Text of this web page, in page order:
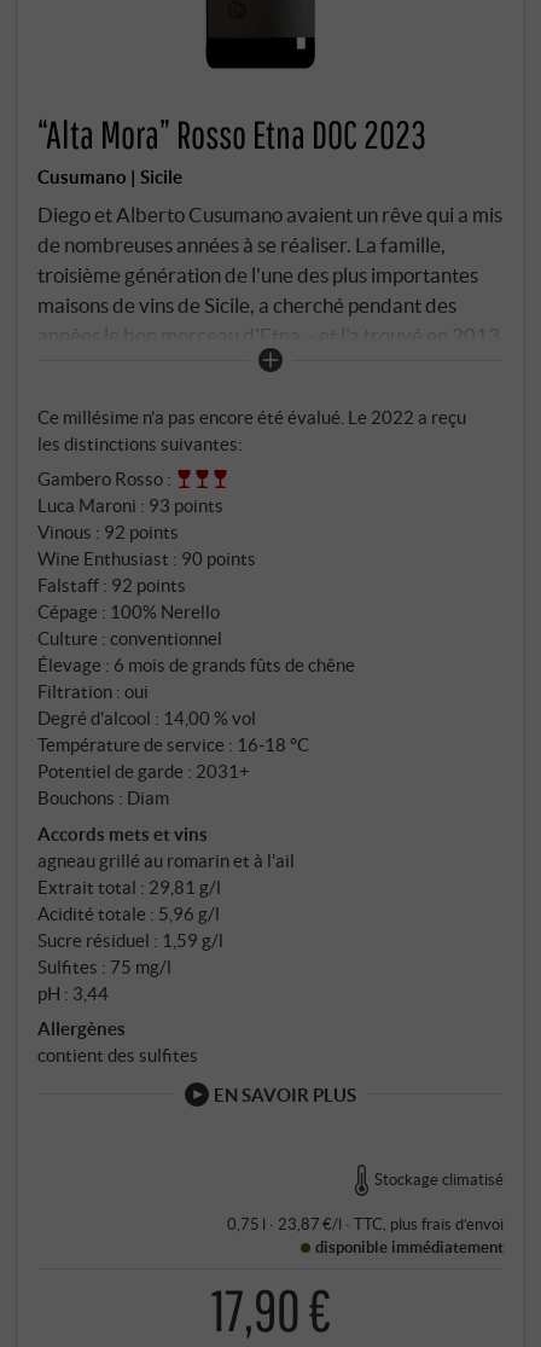
“Alta Mora” Rosso Etna DOC 2023
Cusumano | Sicile
Diego et Alberto Cusumano avaient un rêve qui a mis
de nombreuses années à se réaliser. La famille,
troisième génération de l'une des plus importantes
maisons de vins de Sicile, a cherché pendant des
années le bon morceau d'Etna – et l'a trouvé en 2013
à Castiglione di Sicilia. Sur le versant nord du volcan,
Mezzo, Guardiola et Solicchiata, à 800 mètres
d'altitude, dans des sols de lave noire et riche en
minéraux. Alta Mora – haut et noir – n'est pas
seulement un nom. C'est une description du lieu.
100% Nerello Mascalese, vendangé à la main en
octobre. La macération dure douze jours en acier,
puis six mois en grands fûts de chêne de 25
hectolitres. Une entrée accessible dans le
portefeuille Alta Mora – et une déclaration claire : le
Nerello Mascalese sur ces hauteurs n'a pas besoin de
mise en scène.
Ce millésime n’a pas encore été évalué. Le 2022 a reçu
les distinctions suivantes:
Gambero Rosso :
Luca Maroni : 93 points
Vinous : 92 points
Wine Enthusiast : 90 points
Falstaff : 92 points
Cépage : 100% Nerello
Culture : conventionnel
Élevage : 6 mois de grands fûts de chêne
Filtration : oui
Degré d'alcool : 14,00 % vol
Température de service : 16‑18 °C
Potentiel de garde : 2031+
Bouchons : Diam
Accords mets et vins
agneau grillé au romarin et à l'ail
Extrait total : 29,81 g/l
Acidité totale : 5,96 g/l
Sucre résiduel : 1,59 g/l
Sulfites : 75 mg/l
pH : 3,44
Allergènes
contient des sulfites
EN SAVOIR PLUS
Stockage climatisé
0,75 l · 23,87 €/l · TTC , plus frais d’envoi
disponible immédiatement
17,90 €